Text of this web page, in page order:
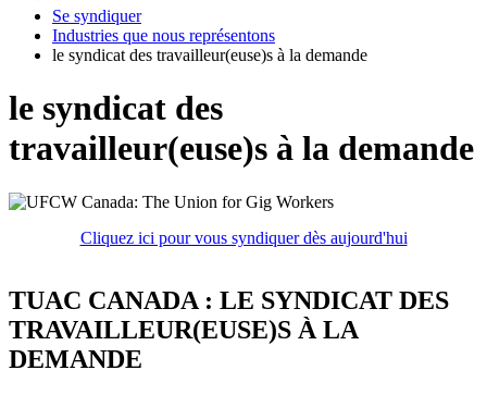
Se syndiquer
Industries que nous représentons
le syndicat des travailleur(euse)s à la demande
le syndicat des
travailleur(euse)s à la demande
Cliquez ici pour vous syndiquer dès aujourd'hui
TUAC CANADA : LE SYNDICAT DES
TRAVAILLEUR(EUSE)S À LA
DEMANDE